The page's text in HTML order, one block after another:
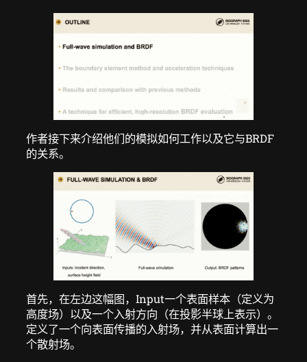
作者接下来介绍他们的模拟如何工作以及它与BRDF
的关系。
首先，在左边这幅图，Input一个表面样本（定义为
高度场）以及一个入射方向（在投影半球上表示）。
定义了一个向表面传播的入射场，并从表面计算出一
个散射场。